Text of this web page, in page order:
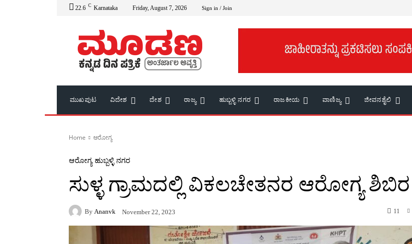
22.6 C Karnataka Friday, August 7, 2026 Sign in / Join
ಮುಖಪುಟ ವಿದೇಶ ದೇಶ ರಾಜ್ಯ ಹುಬ್ಬಳ್ಳಿ ನಗರ ರಾಜಕೀಯ ವಾಣಿಜ್ಯ ಜೀವನಶೈಲಿ
Home ಆರೋಗ್ಯ
ಆರೋಗ್ಯ ಹುಬ್ಬಳ್ಳಿ ನಗರ
ಸುಳ್ಳ ಗ್ರಾಮದಲ್ಲಿ ವಿಕಲಚೇತನರ ಆರೋಗ್ಯ ಶಿಬಿರ
By Ananvk November 22, 2023 11